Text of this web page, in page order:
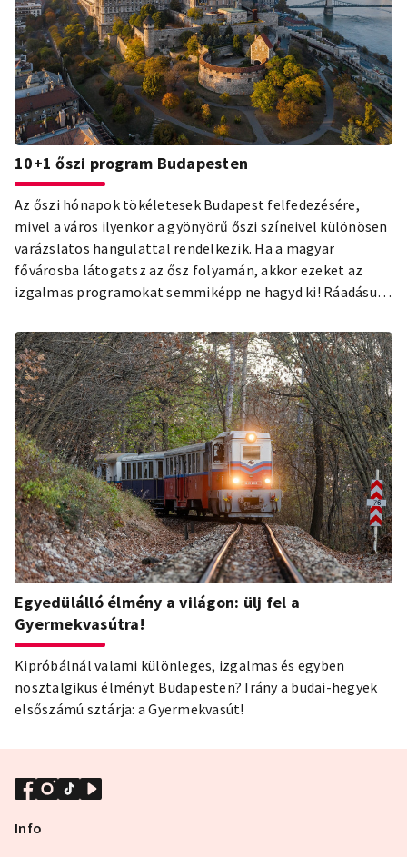
10+1 őszi program Budapesten
Az őszi hónapok tökéletesek Budapest felfedezésére,
mivel a város ilyenkor a gyönyörű őszi színeivel különösen
varázslatos hangulattal rendelkezik. Ha a magyar
fővárosba látogatsz az ősz folyamán, akkor ezeket az
izgalmas programokat semmiképp ne hagyd ki! Ráadásul a
kedvezményesen szerezhetsz be!
Egyedülálló élmény a világon: ülj fel a
Gyermekvasútra!
Kipróbálnál valami különleges, izgalmas és egyben
nosztalgikus élményt Budapesten? Irány a budai-hegyek
elsőszámú sztárja: a Gyermekvasút!
Info